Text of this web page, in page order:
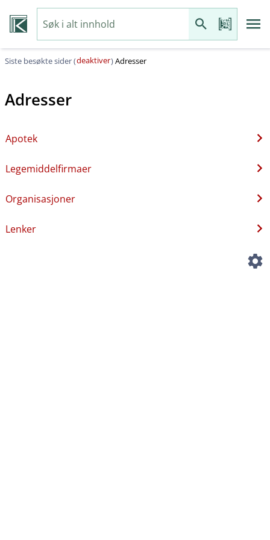
Siste besøkte sider (deaktiver)Adresser
Adresser
Apotek
Legemiddelfirmaer
Organisasjoner
Lenker